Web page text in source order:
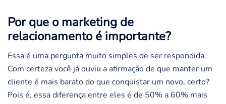
Por que o marketing de
relacionamento é importante?
Essa é uma pergunta muito simples de ser respondida.
Com certeza você já ouviu a afirmação de que manter um
cliente é mais barato do que conquistar um novo, certo?
Pois é, essa diferença entre eles é de 50% a 60% mais